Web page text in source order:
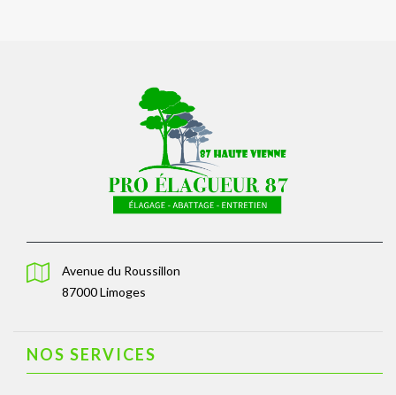
Avenue du Roussillon
87000 Limoges
NOS SERVICES